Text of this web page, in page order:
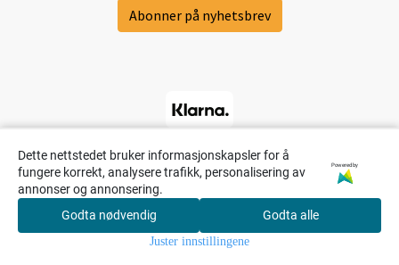
Søk
Dette nettstedet bruker informasjonskapsler for å
fungere korrekt, analysere trafikk, personalisering av
annonser og annonsering.
Powered by
Godta nødvendig Godta alle
Juster innstillingene
Abonner på nyhetsbrev